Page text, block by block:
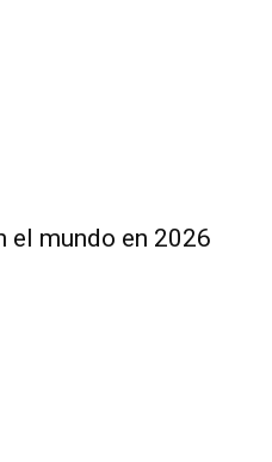
el mundo en 2026